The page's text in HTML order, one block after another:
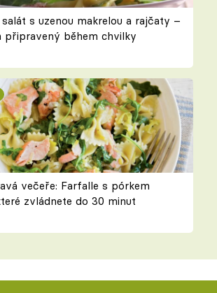
s uzenou makrelou a rajčaty –
připravený během chvilky
večeře: Farfalle s pórkem
zvládnete do 30 minut